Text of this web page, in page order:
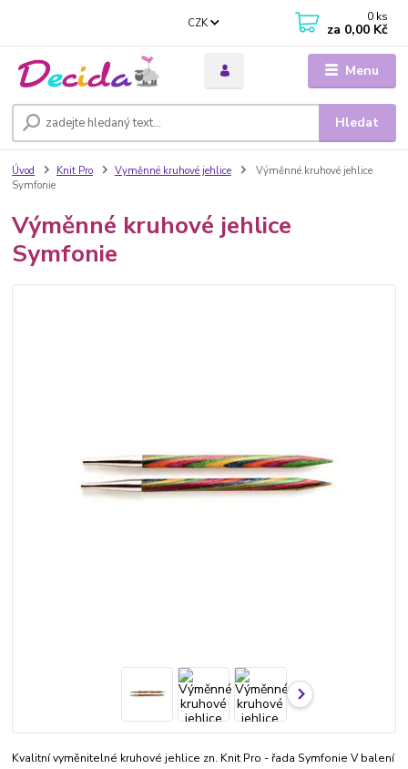
Menu
CZK
Hledat
0 ks
za 0,00 Kč
Úvod Knit Pro Vyměnné kruhové jehlice
Výměnné kruhové jehlice
Symfonie
Výměnné kruhové jehlice
Symfonie
Kvalitní vyměnitelné kruhové jehlice zn. Knit Pro - řada Symfonie V balení